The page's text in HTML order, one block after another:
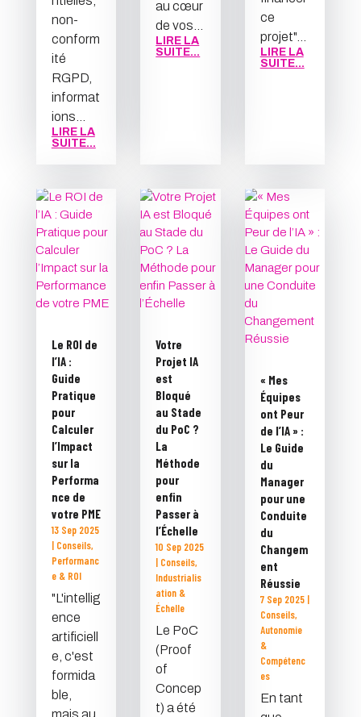
non-
conform
ité
RGPD,
informat
ions...
LIRE LA
SUITE...
au cœur
de vos...
LIRE LA
SUITE...
ce
projet"...
LIRE LA
SUITE...
Le ROI de
l’IA :
Guide
Pratique
pour
Calculer
l’Impact
sur la
Performa
nce de
votre PME
13 Sep 2025
| Conseils,
Performanc
e & ROI
"L'intellig
ence
artificiell
e, c'est
formida
ble,
mais au
Votre
Projet IA
est
Bloqué
au Stade
du PoC ?
La
Méthode
pour
enfin
Passer à
l’Échelle
10 Sep 2025
| Conseils,
Industrialis
ation &
Échelle
Le PoC
(Proof
of
Concep
t) a été
« Mes
Équipes
ont Peur
de l’IA » :
Le Guide
du
Manager
pour une
Conduite
du
Changem
ent
Réussie
7 Sep 2025|
Conseils,
Autonomie
&
Compétenc
es
En tant